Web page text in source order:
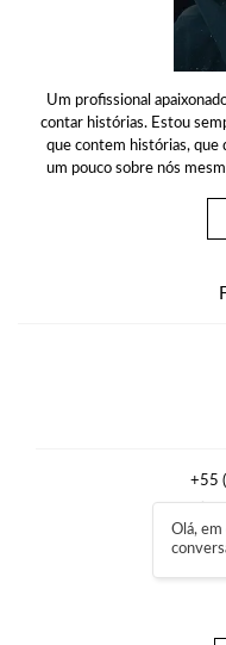
Um profissional
contar histórias. Estou
que contem histórias,
um pouco sobre nós
+55
Olá, em